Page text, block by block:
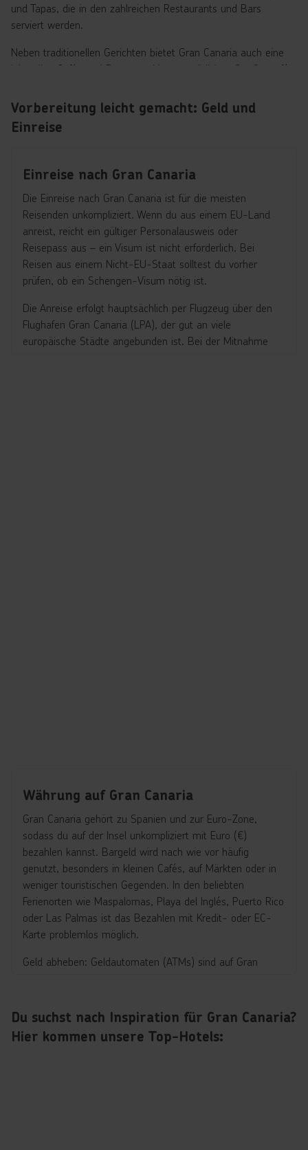
und Tapas, die in den zahlreichen Restaurants und Bars
serviert werden.
Neben traditionellen Gerichten bietet Gran Canaria auch eine
lebendige Café- und Barszene. Vom gemütlichen Straßencafé
zu edlen Restaurants in Meloneras – hier findet jeder das
passende Ambiente. Auch Weinkenner kommen auf ihre
Kosten: Die Insel produziert hervorragende Tropfen aus eigenen
Obkulinarische Entdeckungstour, gemütliches Abendessen
am Meer oder Tapas-Abend mit Freunden – Essen und Trinken
auf Gran Canaria ist ein Erlebnis für alle Sinne. Ein Urlaub auf
der Insel wäre ohne die vielseitigen Aromen und den
unverwechselbaren Geschmack der kanarischen Küche nicht
komplett.
Vorbereitung leicht gemacht: Geld und
Einreise
Einreise nach Gran Canaria
Die Einreise nach Gran Canaria ist für die meisten
Reisenden unkompliziert. Wenn du aus einem EU-Land
anreist, reicht ein gültiger Personalausweis oder
Reisepass aus – ein Visum ist nicht erforderlich. Bei
Reisen aus einem Nicht-EU-Staat solltest du vorher
prüfen, ob ein Schengen-Visum nötig ist.
Die Anreise erfolgt hauptsächlich per Flugzeug über den
Flughafen Gran Canaria (LPA), der gut an viele
europäische Städte angebunden ist. Bei der Mitnahme
Währung auf Gran Canaria
Gran Canaria gehört zu Spanien und zur Euro-Zone,
sodass du auf der Insel unkompliziert mit Euro (€)
bezahlen kannst. Bargeld wird nach wie vor häufig
genutzt, besonders in kleinen Cafés, auf Märkten oder in
weniger touristischen Gegenden. In den beliebten
Ferienorten wie Maspalomas, Playa del Inglés, Puerto Rico
oder Las Palmas ist das Bezahlen mit Kredit- oder EC-
Karte problemlos möglich.
Geld abheben: Geldautomaten (ATMs) sind auf Gran
werden nahezu überall akzeptiert, während American
Express etwas seltener genutzt werden kann. Achte beim
Abheben auf mögliche Gebühren deiner Bank.
Du suchst nach Inspiration für Gran Canaria?
Hier kommen unsere Top-Hotels: